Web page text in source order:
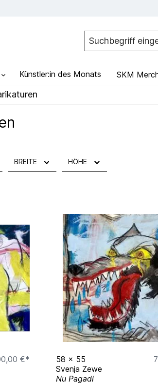
Künstler:in des Monats SKM
BREITE HÖHE
€*
58 x 55
Svenja Zewe
Nu Pagadi